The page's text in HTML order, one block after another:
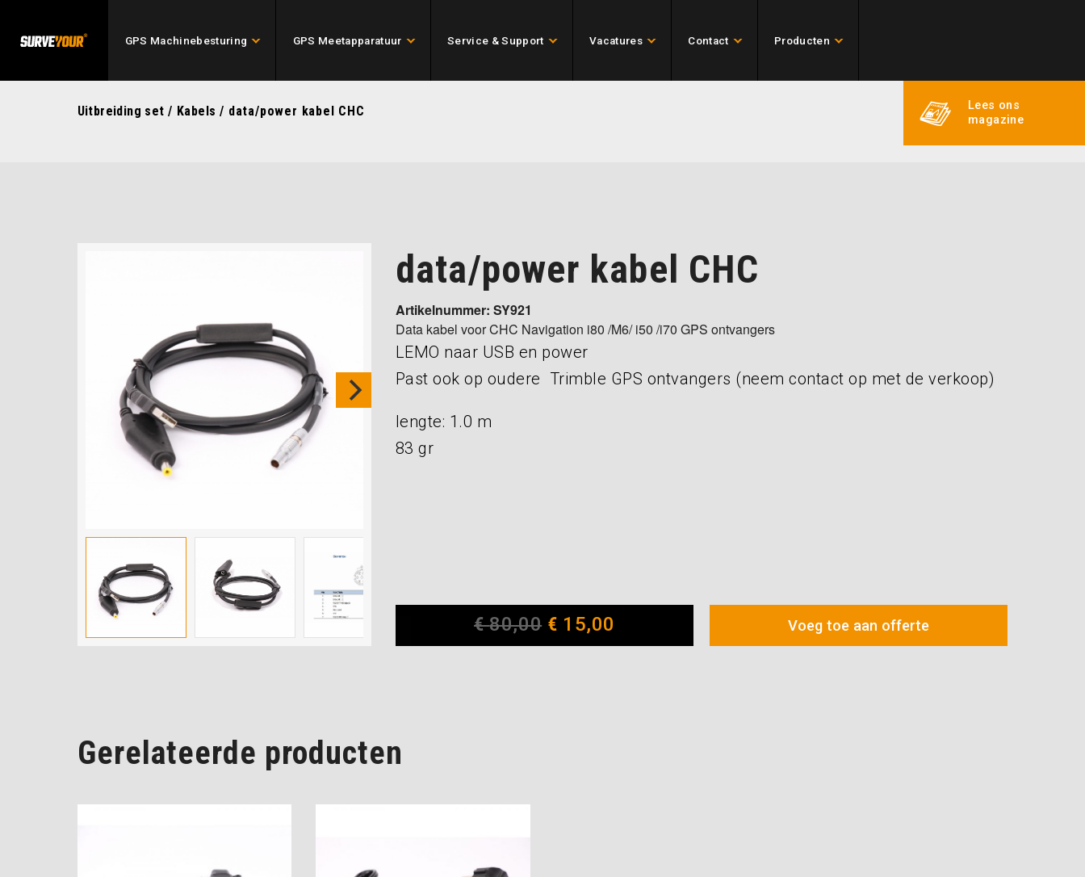
GPS Machinebesturing GPS Meetapparatuur Service & Support Vacatures Contact Producten
Lees ons
magazine
Uitbreiding set / Kabels / data/power kabel CHC
data/power kabel CHC
Artikelnummer: SY921
Data kabel voor CHC Navigation i80 /M6/ i50 /i70 GPS ontvangers
LEMO naar USB en power
Past ook op oudere Trimble GPS ontvangers (neem contact op met de verkoop)
lengte: 1.0 m
83 gr
€80,00 € 15,00 Voeg toe aan offerte
Gerelateerde producten